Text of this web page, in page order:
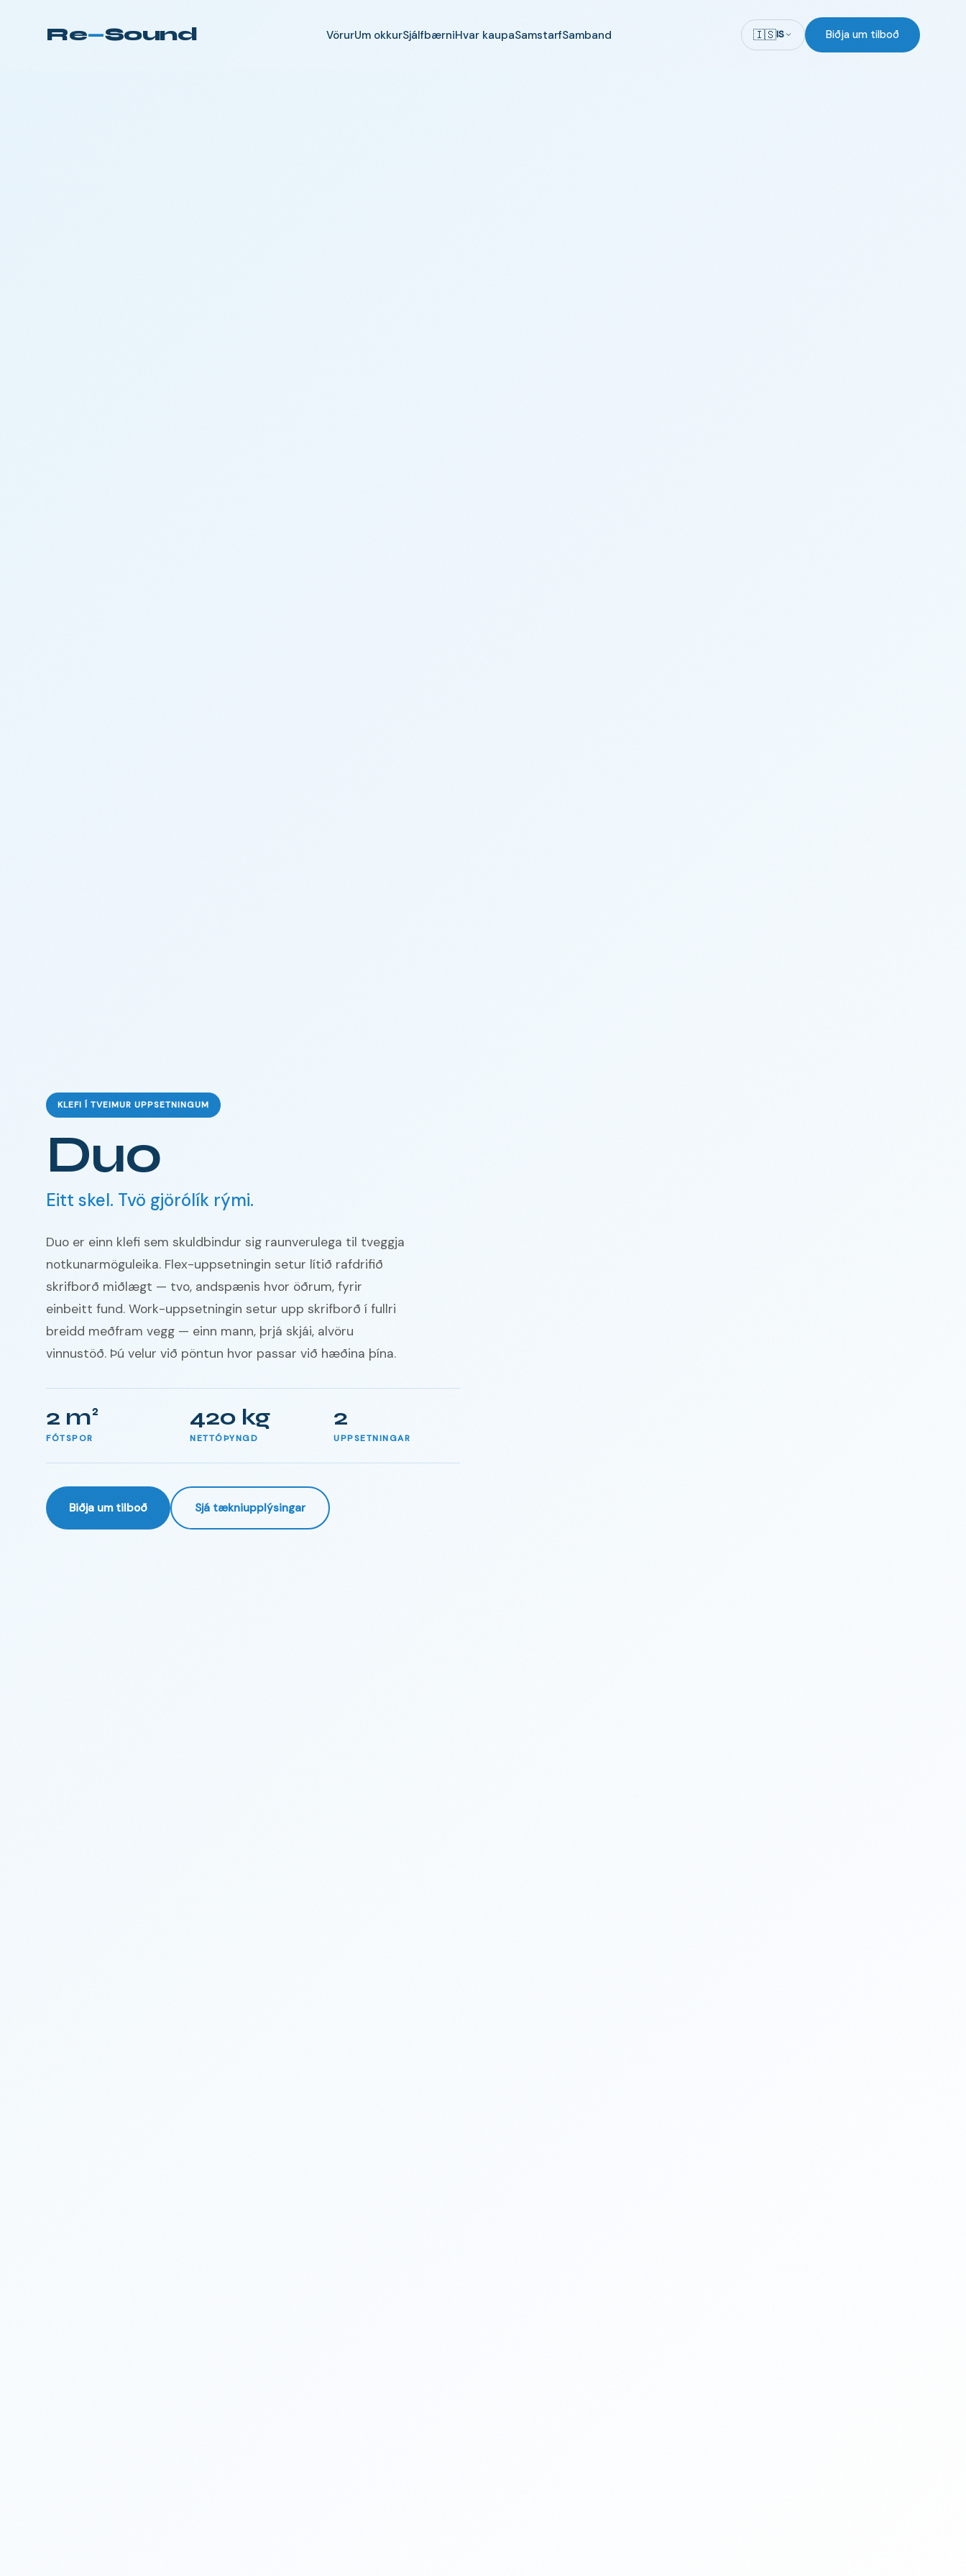
Re—Sound VörurUm okkurSjálfbærniHvar kaupaSamstarfSamband 🇮🇸IS Biðja um tilboð
KLEFI Í TVEIMUR UPPSETNINGUM
Duo
Eitt skel. Tvö gjörólík rými.
Duo er einn klefi sem skuldbindur sig raunverulega til tveggja
notkunarmöguleika. Flex-uppsetningin setur lítið rafdrifið
skrifborð miðlægt — tvo, andspænis hvor öðrum, fyrir
einbeitt fund. Work-uppsetningin setur upp skrifborð í fullri
breidd meðfram vegg — einn mann, þrjá skjái, alvöru
vinnustöð. Þú velur við pöntun hvor passar við hæðina þína.
2 m²
FÓTSPOR
420 kg
NETTÓÞYNGD
2
UPPSETNINGAR
Biðja um tilboð Sjá tækniupplýsingar